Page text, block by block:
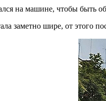
на машине, чтобы быть
заметно шире, от этого